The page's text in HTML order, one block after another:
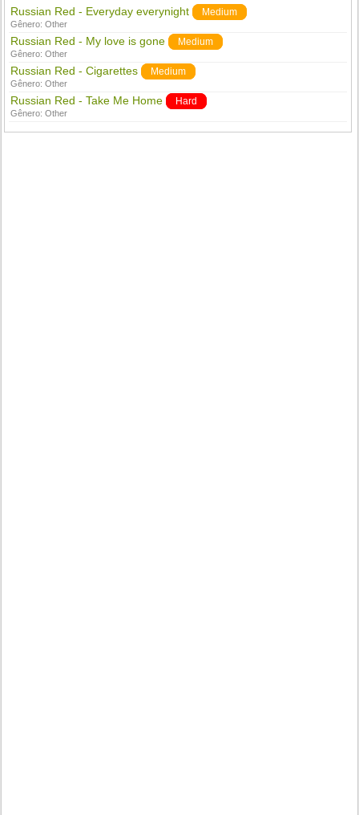
Russian Red - Everyday everynight Medium
Gênero:Other
Russian Red - My love is gone Medium
Gênero:Other
Russian Red - Cigarettes Medium
Gênero:Other
Russian Red - Take Me Home Hard
Gênero:Other